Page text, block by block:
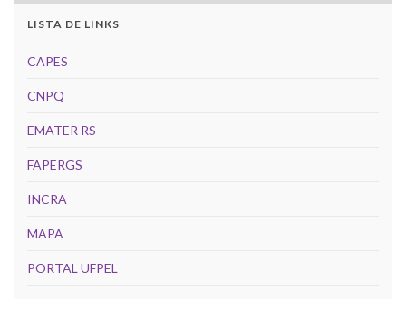
LISTA DE LINKS
CAPES
CNPQ
EMATER RS
FAPERGS
INCRA
MAPA
PORTAL UFPEL